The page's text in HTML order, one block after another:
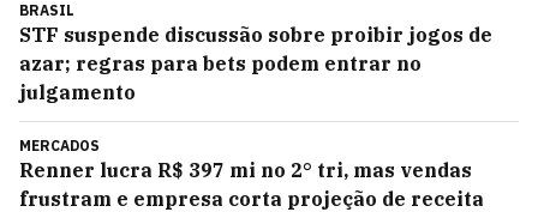
BRASIL
STF suspende discussão sobre proibir jogos de
azar; regras para bets podem entrar no
julgamento
MERCADOS
Renner lucra R$ 397 mi no 2° tri, mas vendas
frustram e empresa corta projeção de receita